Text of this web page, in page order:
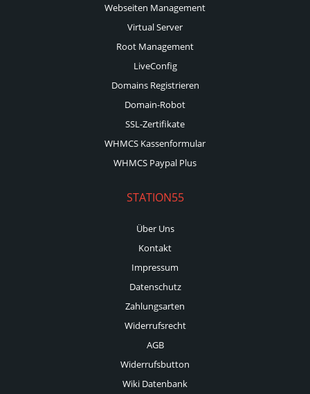
Webseiten Management
Virtual Server
Root Management
LiveConfig
Domains Registrieren
Domain-Robot
SSL-Zertifikate
WHMCS Kassenformular
WHMCS Paypal Plus
STATION55
Über Uns
Kontakt
Impressum
Datenschutz
Zahlungsarten
Widerrufsrecht
AGB
Widerrufsbutton
Wiki Datenbank